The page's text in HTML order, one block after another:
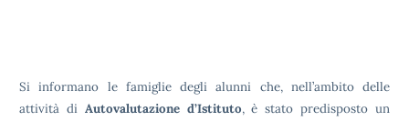
Si informano le famiglie degli alunni che, nell’ambito delle
attività di Autovalutazione d’Istituto, è stato predisposto un